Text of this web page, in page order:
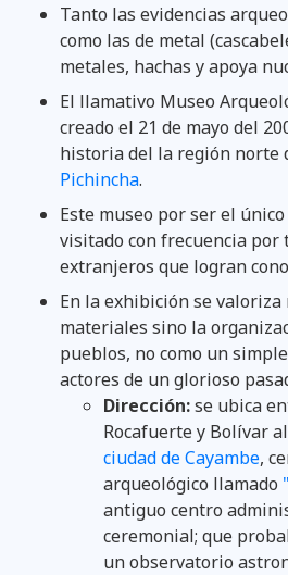
Tanto las evidencias
como las de metal
metales, hachas y apoya
El llamativo Museo
creado el 21 de mayo del
historia del la región norte
Pichincha.
Este museo por ser el
visitado con frecuencia
extranjeros que logran
En la exhibición se
materiales sino la
pueblos, no como un
actores de un glorioso
Dirección:se ubica
Rocafuerte y Bolívar
ciudad de Cayambe,
arqueológico llamado
antiguo centro
ceremonial; que
un observatorio